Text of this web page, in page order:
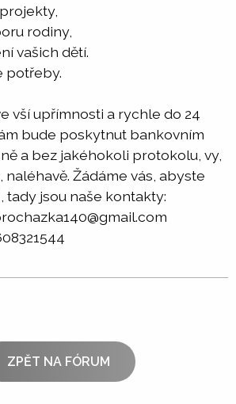
rodiny,
vašich dětí.
potřeby.
vší upřímnosti a rychle do 24
bude poskytnut bankovním
a bez jakéhokoli protokolu, vy,
Žádáme vás, abyste
tady jsou naše kontakty:
ZPĚT NA FÓRUM